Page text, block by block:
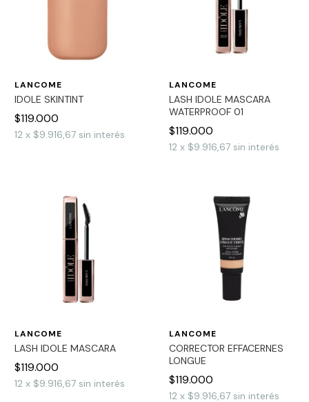
LANCOME
IDOLE SKINTINT
$119.000
12 x $9.916,67 sin interés
LANCOME
LASH IDOLE MASCARA
WATERPROOF 01
$119.000
12 x $9.916,67 sin interés
LANCOME
LASH IDOLE MASCARA
$119.000
12 x $9.916,67 sin interés
LANCOME
CORRECTOR EFFACERNES
LONGUE
$119.000
12 x $9.916,67 sin interés